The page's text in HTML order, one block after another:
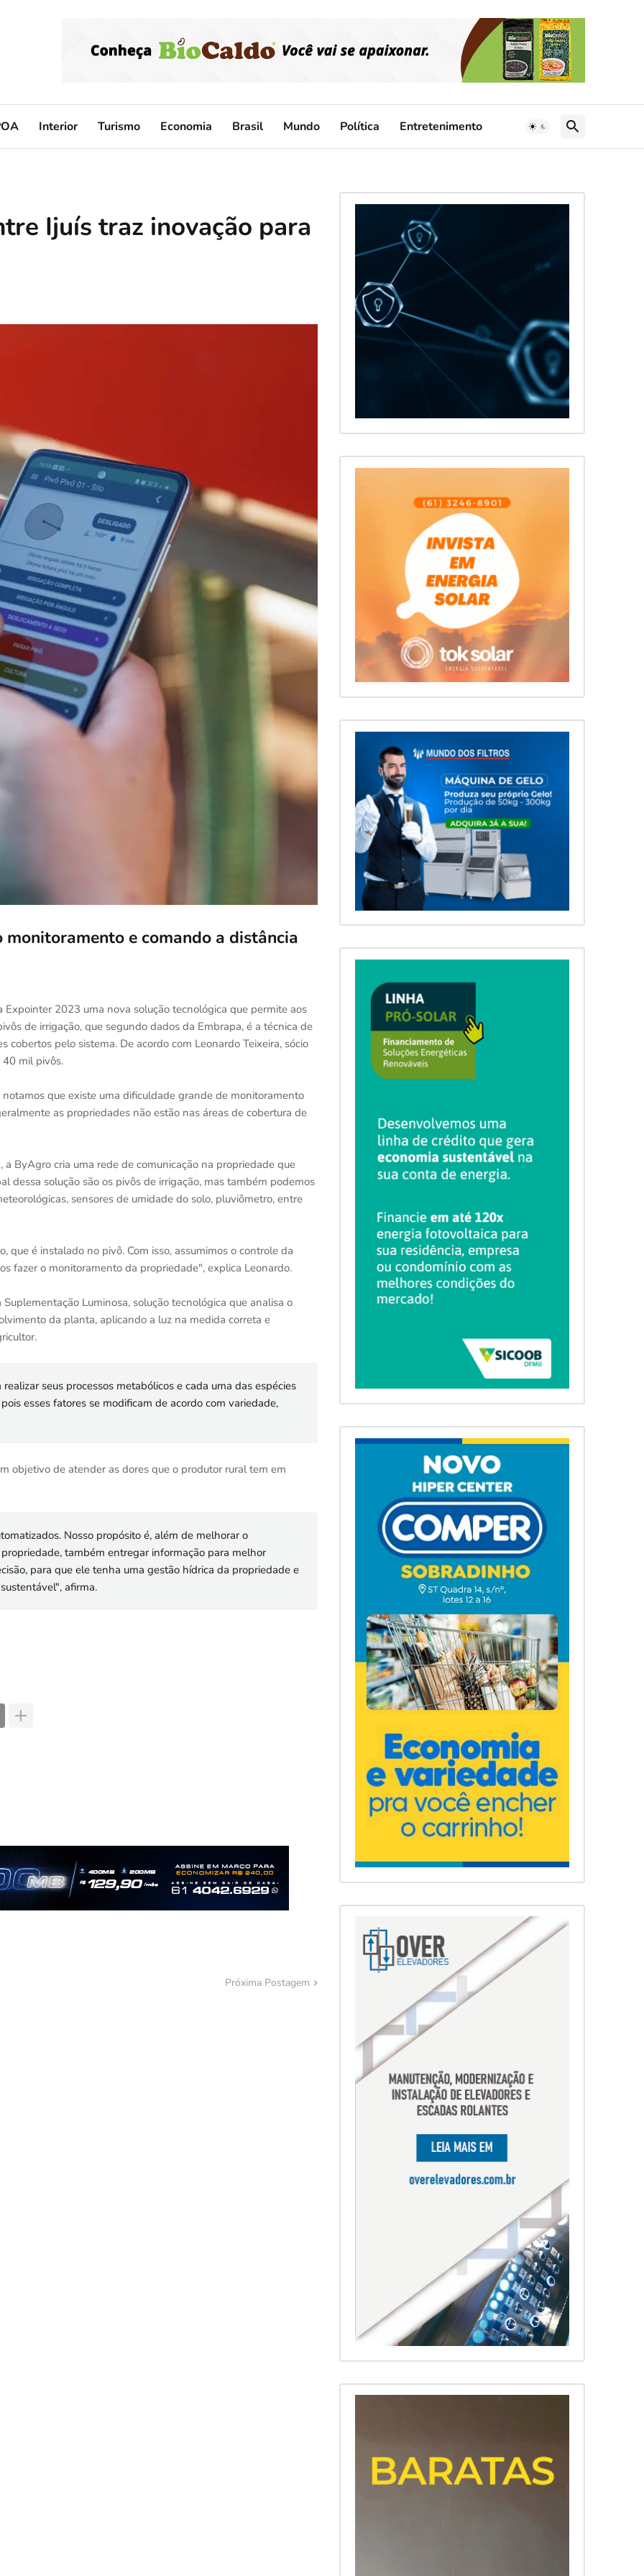
Interior Turismo Economia Brasil Mundo Política Entretenimento
Ijuís traz inovação para
e comando a distância
2023 uma nova solução tecnológica que permite aos
de irrigação, que segundo dados da Embrapa, é a técnica de
cobertos pelo sistema. De acordo com Leonardo Teixeira, sócio
mil pivôs.
que existe uma dificuldade grande de monitoramento
as propriedades não estão nas áreas de cobertura de
ByAgro cria uma rede de comunicação na propriedade que
dessa solução são os pivôs de irrigação, mas também podemos
sensores de umidade do solo, pluviômetro, entre
é instalado no pivô. Com isso, assumimos o controle da
fazer o monitoramento da propriedade", explica Leonardo.
Luminosa, solução tecnológica que analisa o
da planta, aplicando a luz na medida correta e
seus processos metabólicos e cada uma das espécies
esses fatores se modificam de acordo com variedade,
objetivo de atender as dores que o produtor rural tem em
Nosso propósito é, além de melhorar o
também entregar informação para melhor
para que ele tenha uma gestão hídrica da propriedade e
afirma.
Próxima Postagem